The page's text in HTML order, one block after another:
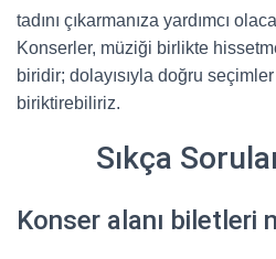
tadını çıkarmanıza yardımcı
Konserler, müziği birlikte
biridir; dolayısıyla doğru
biriktirebiliriz.
Sıkça
Konser alanı biletleri